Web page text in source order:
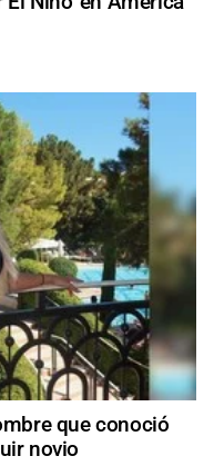
que conoció
novio